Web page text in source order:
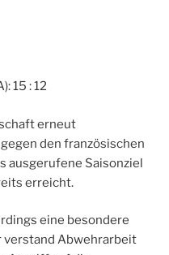
15 : 12
erneut
den französischen
ausgerufene Saisonziel
erreicht.
eine besondere
verstand Abwehrarbeit